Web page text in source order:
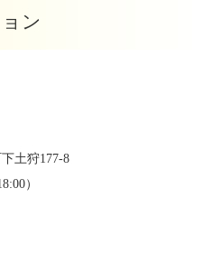
ン
土狩177-8
）